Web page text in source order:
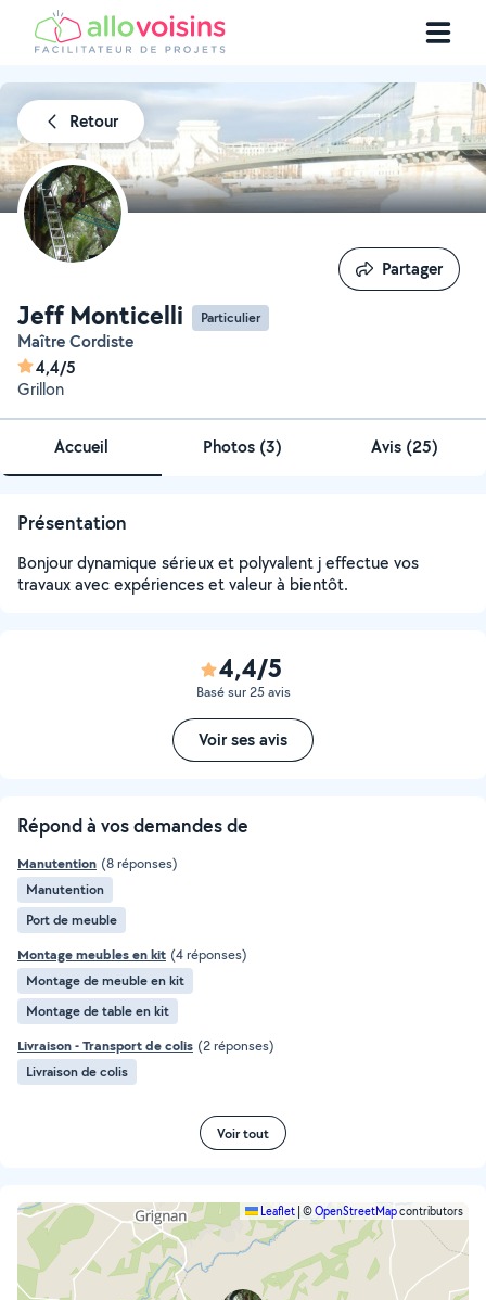
Retour
Jeff Monticelli Particulier
Maître Cordiste
4,4/5
Grillon
Partager
Partager
Accueil Photos (3) Avis (25)
Présentation
Bonjour dynamique sérieux et polyvalent j effectue vos
travaux avec expériences et valeur à bientôt.
4,4/5
Basé sur 25 avis
Voir ses avis
Répond à vos demandes de
Manutention (8 réponses)
Manutention
Port de meuble
Montage meubles en kit (4 réponses)
Montage de meuble en kit
Montage de table en kit
Livraison - Transport de colis (2 réponses)
Livraison de colis
Voir tout
Leaflet ©OpenStreetMapcontributors